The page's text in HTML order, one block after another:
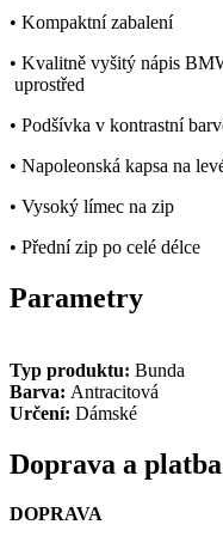
• Kompaktní zabalení
• Kvalitně vyšitý nápis
uprostřed
• Podšívka v kontrastní
• Napoleonská kapsa na
• Vysoký límec na zip
• Přední zip po celé délce
Parametry
Typ produktu: Bunda
Barva: Antracitová
Určení: Dámské
Doprava a platba
DOPRAVA